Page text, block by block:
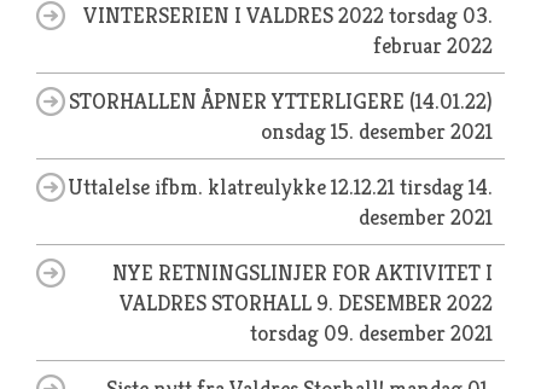
VINTERSERIEN I VALDRES 2022torsdag 03.
februar 2022
STORHALLEN ÅPNER YTTERLIGERE (14.01.22)
onsdag 15. desember 2021
Uttalelse ifbm. klatreulykke 12.12.21tirsdag 14.
desember 2021
NYE RETNINGSLINJER FOR AKTIVITET I
VALDRES STORHALL 9. DESEMBER 2022
torsdag 09. desember 2021